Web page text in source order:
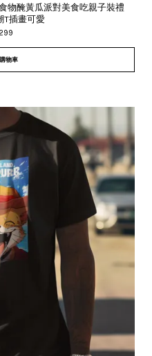
食物醃黃瓜派對美食吃親子裝禮
T插畫可愛
物車